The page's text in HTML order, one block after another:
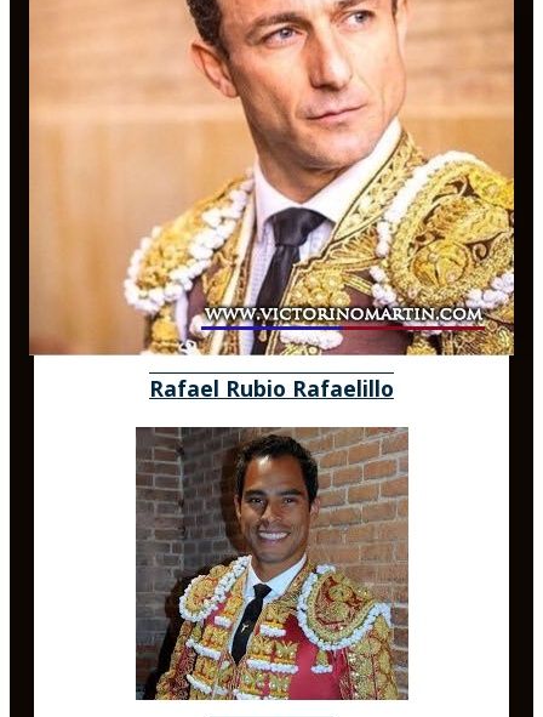
Rafael Rubio Rafaelillo